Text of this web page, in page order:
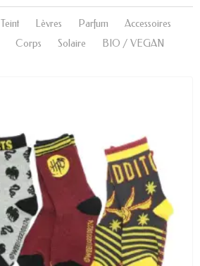
Teint Lèvres Parfum
Accessoires
Corps Solaire BIO / VEGAN